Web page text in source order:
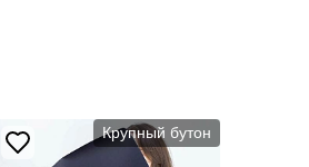
Крупный бутон